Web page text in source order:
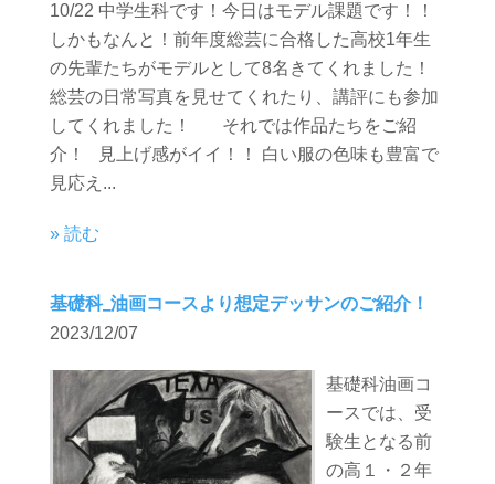
10/22 中学生科です！今日はモデル課題です！！
しかもなんと！前年度総芸に合格した高校1年生
の先輩たちがモデルとして8名きてくれました！
総芸の日常写真を見せてくれたり、講評にも参加
してくれました！ それでは作品たちをご紹
介！ 見上げ感がイイ！！ 白い服の色味も豊富で
見応え...
» 読む
基礎科_油画コースより想定デッサンのご紹介！
2023/12/07
基礎科油画コ
ースでは、受
験生となる前
の高１・２年